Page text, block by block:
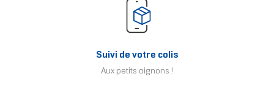
Suivi de votre colis
Aux petits oignons !